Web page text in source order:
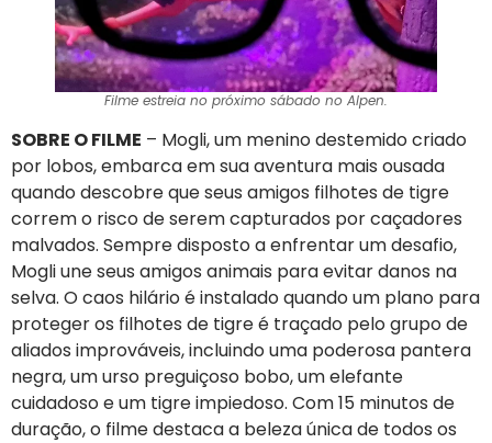
Filme estreia no próximo sábado no Alpen.
SOBRE O FILME – Mogli, um menino destemido criado
por lobos, embarca em sua aventura mais ousada
quando descobre que seus amigos filhotes de tigre
correm o risco de serem capturados por caçadores
malvados. Sempre disposto a enfrentar um desafio,
Mogli une seus amigos animais para evitar danos na
selva. O caos hilário é instalado quando um plano para
proteger os filhotes de tigre é traçado pelo grupo de
aliados improváveis, incluindo uma poderosa pantera
negra, um urso preguiçoso bobo, um elefante
cuidadoso e um tigre impiedoso. Com 15 minutos de
duração, o filme destaca a beleza única de todos os